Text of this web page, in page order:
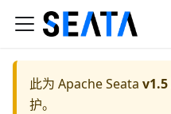
此为 Apache Seata v1.5
护。